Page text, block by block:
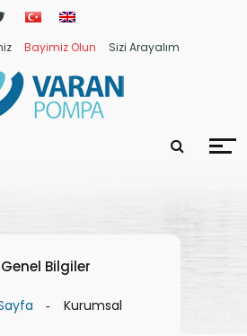
Bayimiz Olun Sizi Arayalım
Genel Bilgiler
Kurumsal